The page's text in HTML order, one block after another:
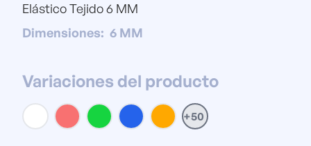
Elástico Tejido 6 MM
Dimensiones: 6 MM
Variaciones del producto
+50